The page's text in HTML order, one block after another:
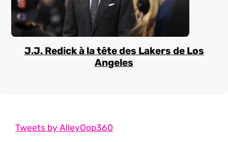
J.J. Redick à la tête des Lakers de Los
Angeles
Tweets by AlleyOop360